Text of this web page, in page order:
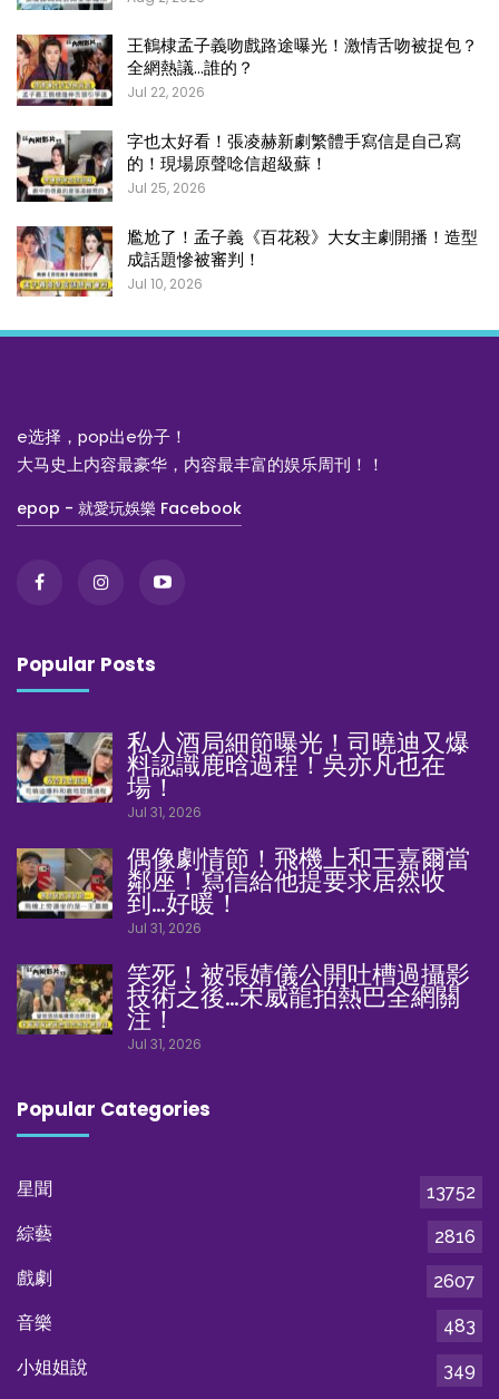
王鶴棣孟子義吻戲路途曝光！激情舌吻被捉包？
全網熱議…誰的？
Jul 22, 2026
字也太好看！張凌赫新劇繁體手寫信是自己寫
的！現場原聲唸信超級蘇！
Jul 25, 2026
尷尬了！孟子義《百花殺》大女主劇開播！造型
成話題慘被審判！
Jul 10, 2026
e选择，pop出e份子！
大马史上内容最豪华，内容最丰富的娱乐周刊！！
epop - 就愛玩娛樂 Facebook
Popular Posts
私人酒局細節曝光！司曉迪又爆
料認識鹿晗過程！吳亦凡也在
場！
Jul 31, 2026
偶像劇情節！飛機上和王嘉爾當
鄰座！寫信給他提要求居然收
到…好暖！
Jul 31, 2026
笑死！被張婧儀公開吐槽過攝影
技術之後…宋威龍拍熱巴全網關
注！
Jul 31, 2026
Popular Categories
星聞
13752
綜藝
2816
戲劇
2607
音樂
483
小姐姐說
349